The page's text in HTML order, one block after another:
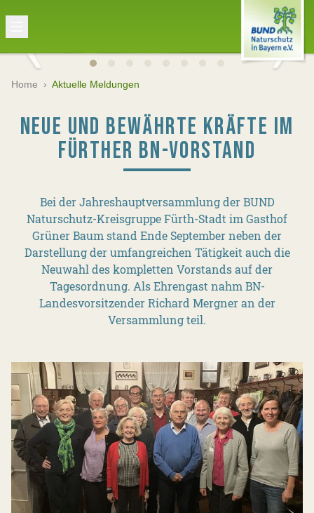
Home › Aktuelle Meldungen
NEUE UND BEWÄHRTE KRÄFTE IM
FÜRTHER BN-VORSTAND
Bei der Jahreshauptversammlung der BUND
Naturschutz-Kreisgruppe Fürth-Stadt im Gasthof
Grüner Baum stand Ende September neben der
Darstellung der umfangreichen Tätigkeit auch die
Neuwahl des kompletten Vorstands auf der
Tagesordnung. Als Ehrengast nahm BN-
Landesvorsitzender Richard Mergner an der
Versammlung teil.